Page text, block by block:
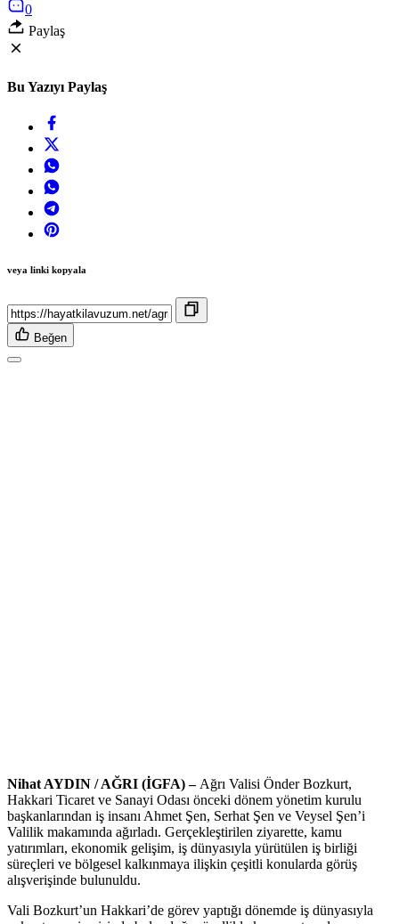
0
Paylaş
Bu Yazıyı Paylaş
veya linki kopyala
Beğen
Nihat AYDIN / AĞRI (İGFA) – Ağrı Valisi Önder Bozkurt,
Hakkari Ticaret ve Sanayi Odası önceki dönem yönetim kurulu
başkanlarından iş insanı Ahmet Şen, Serhat Şen ve Veysel Şen’i
Valilik makamında ağırladı. Gerçekleştirilen ziyarette, kamu
yatırımları, ekonomik gelişim, iş dünyasıyla yürütülen iş birliği
süreçleri ve bölgesel kalkınmaya ilişkin çeşitli konularda görüş
alışverişinde bulunuldu.
Vali Bozkurt’un Hakkari’de görev yaptığı dönemde iş dünyasıyla